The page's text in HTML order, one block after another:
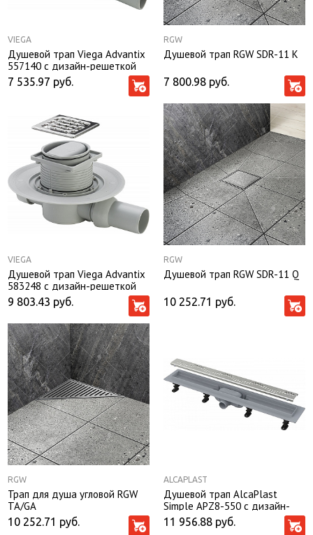
VIEGA
Душевой трап Viega Advantix
557140 с дизайн-решеткой
7 535.97 руб.
RGW
Душевой трап RGW SDR-11 K
7 800.98 руб.
VIEGA
Душевой трап Viega Advantix
583248 с дизайн-решеткой
9 803.43 руб.
RGW
Душевой трап RGW SDR-11 Q
10 252.71 руб.
RGW
Трап для душа угловой RGW
TA/GA
10 252.71 руб.
ALCAPLAST
Душевой трап AlcaPlast
Simple APZ8-550 с дизайн-
решеткой
11 956.88 руб.